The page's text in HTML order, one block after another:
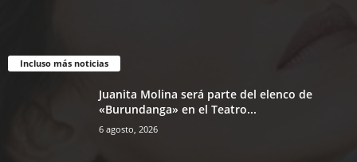
Incluso más noticias
Juanita Molina será parte del elenco de
«Burundanga» en el Teatro...
6 agosto, 2026